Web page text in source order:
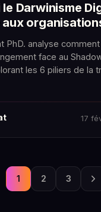
Darwinisme
aux
PhD. analyse
face au
les 6 piliers de la
17
1 2 3